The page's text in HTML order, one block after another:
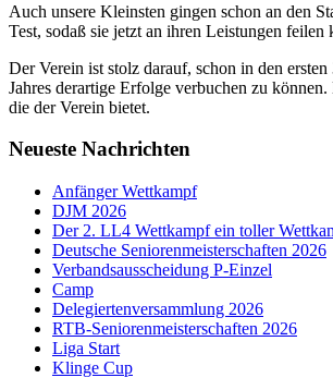
Auch unsere Kleinsten gingen schon an den
Test, sodaß sie jetzt an ihren Leistungen feilen
Der Verein ist stolz darauf, schon in den ersten
Jahres derartige Erfolge verbuchen zu
die der Verein bietet.
Neueste Nachrichten
Anfänger Wettkampf
DJM 2026
Der 2. LL4 Wettkampf ein toller
Deutsche Seniorenmeisterschaften 2026
Verbandsausscheidung P-Einzel
Camp
Delegiertenversammlung 2026
RTB-Seniorenmeisterschaften 2026
Liga Start
Klinge Cup